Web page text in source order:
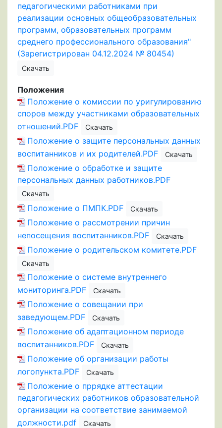
педагогическими работниками при
реализации основных общеобразовательных
программ, образовательных программ
среднего профессионального образования"
(Зарегистрирован 04.12.2024 № 80454)
Скачать
Положения
Положение о комиссии по уригулированию
споров между участниками образовательных
отношений.PDF
Скачать
Положение о защите персональных данных
воспитанников и их родителей.PDF
Скачать
Положение о обработке и защите
персональных данных работников.PDF
Скачать
Положение о ПМПК.PDF Скачать
Положение о рассмотрении причин
непосещения воспитанников.PDF
Скачать
Положение о родительском комитете.PDF
Скачать
Положение о системе внутреннего
мониторинга.PDF
Скачать
Положение о совещании при
заведующем.PDF
Скачать
Положение об адаптационном периоде
воспитанников.PDF
Скачать
Положение об организации работы
логопункта.PDF
Скачать
Положение о пррядке аттестации
педагогических работников образовательной
организации на соответствие занимаемой
должности.pdf
Скачать